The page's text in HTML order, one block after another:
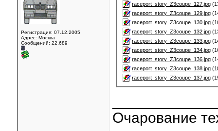
Регистрация: 07.12.2005
Адрес: Москва
Сообщений: 22,689
raceport_story_Z3coupe_127.jpg
raceport_story_Z3coupe_129.jpg
raceport_story_Z3coupe_130.jpg
raceport_story_Z3coupe_132.jpg
raceport_story_Z3coupe_133.jpg
raceport_story_Z3coupe_134.jpg
raceport_story_Z3coupe_136.jpg
raceport_story_Z3coupe_138.jpg
raceport_story_Z3coupe_137.jpg
Очарование